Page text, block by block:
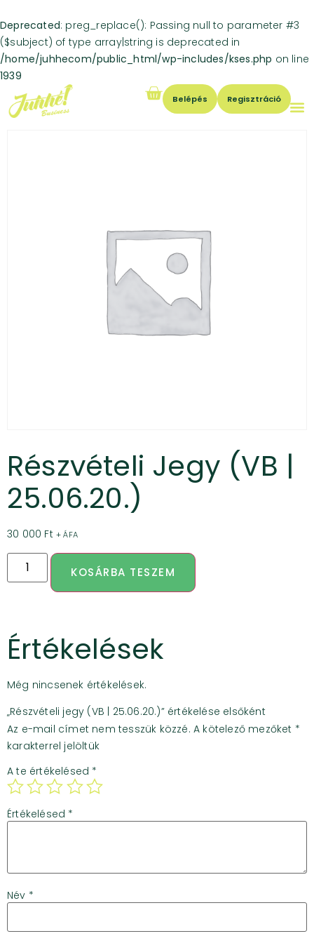
Deprecated: preg_replace(): Passing null to parameter #3
($subject) of type array|string is deprecated in
/home/juhhecom/public_html/wp-includes/kses.php on line
1939
Belépés Regisztráció
Részvételi Jegy (VB |
25.06.20.)
30 000 Ft + ÁFA
KOSÁRBA TESZEM
Értékelések
Még nincsenek értékelések.
„Részvételi jegy (VB | 25.06.20.)” értékelése elsőként
Az e-mail címet nem tesszük közzé. A kötelező mezőket *
karakterrel jelöltük
A te értékelésed *
Értékelésed *
Név *